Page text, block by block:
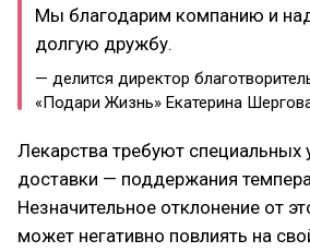
Мы благодарим компанию и
долгую дружбу.
— делится директор
«Подари Жизнь» Екатерина
Лекарства требуют специальных
доставки — поддержания
Незначительное отклонение от
может негативно повлиять на